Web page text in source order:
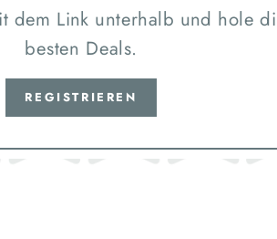
dem Link unterhalb und hole
besten Deals.
REGISTRIEREN